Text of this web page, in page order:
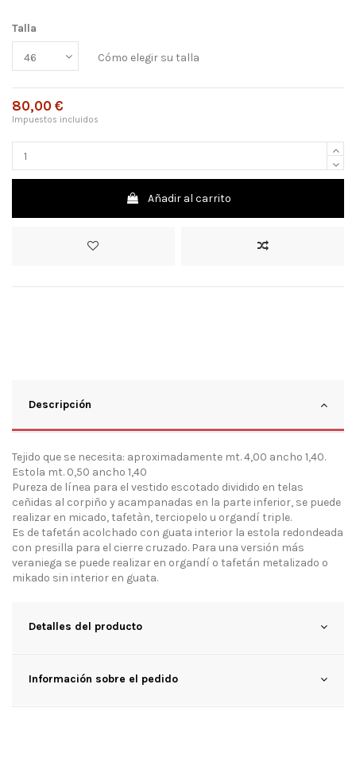
Talla
Cómo elegir su talla
80,00 €
Impuestos incluidos
Añadir al carrito
Descripción
Tejido que se necesita: aproximadamente mt. 4,00 ancho 1,40.
Estola mt. 0,50 ancho 1,40
Pureza de línea para el vestido escotado dividido en telas
ceñidas al corpiño y acampanadas en la parte inferior, se puede
realizar en micado, tafetàn, terciopelo u organdí triple.
Es de tafetán acolchado con guata interior la estola redondeada
con presilla para el cierre cruzado. Para una versión más
veraniega se puede realizar en organdí o tafetán metalizado o
mikado sin interior en guata.
Detalles del producto
Información sobre el pedido